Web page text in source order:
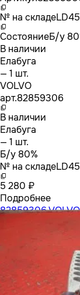
№ на складе
СостояниеБ/у
В наличии
Елабуга
— 1 шт.
VOLVO
арт.82859306
В наличии
Елабуга
— 1 шт.
Б/у 80%
№ на складе
5 280 ₽
Подробнее
82859306